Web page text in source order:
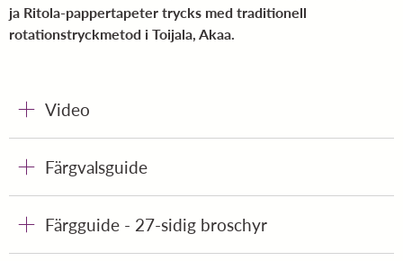
ja Ritola-pappertapeter trycks med traditionell
rotationstryckmetod i Toijala, Akaa.
Video
Färgvalsguide
Färgguide - 27-sidig broschyr